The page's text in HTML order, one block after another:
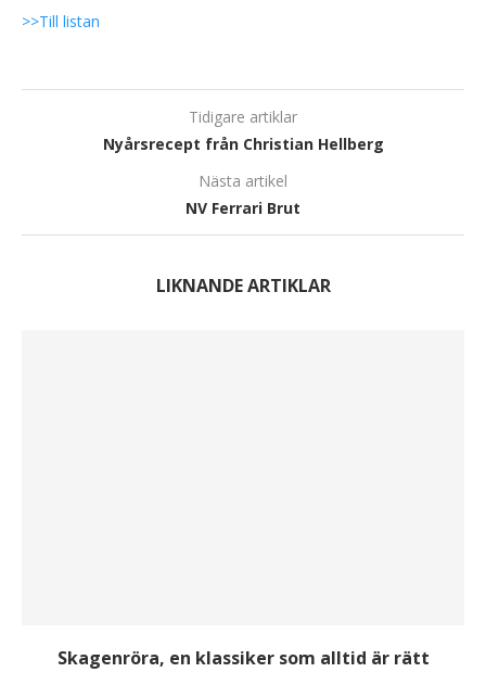
>>Till listan
Tidigare artiklar
Nyårsrecept från Christian Hellberg
Nästa artikel
NV Ferrari Brut
LIKNANDE ARTIKLAR
Skagenröra, en klassiker som alltid är rätt